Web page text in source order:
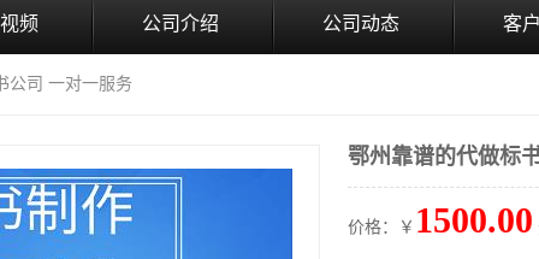
频 公司介绍 公司动态 客
公司 一对一服务
鄂州靠谱的代做标
价格：￥ 1500.00